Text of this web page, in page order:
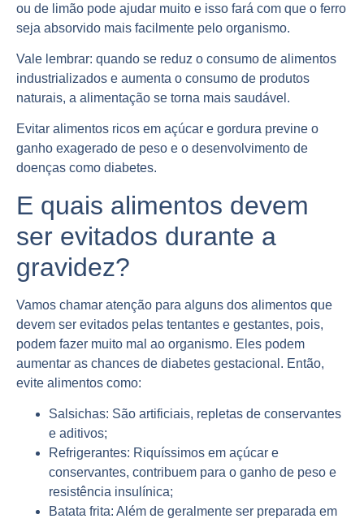
ou de limão pode ajudar muito e isso fará com que o ferro
seja absorvido mais facilmente pelo organismo.
Vale lembrar: quando se reduz o consumo de alimentos
industrializados e aumenta o consumo de produtos
naturais, a alimentação se torna mais saudável.
Evitar alimentos ricos em açúcar e gordura previne o
ganho exagerado de peso e o desenvolvimento de
doenças como diabetes.
E quais alimentos devem
ser evitados durante a
gravidez?
Vamos chamar atenção para alguns dos alimentos que
devem ser evitados pelas tentantes e gestantes, pois,
podem fazer muito mal ao organismo. Eles podem
aumentar as chances de diabetes gestacional. Então,
evite alimentos como:
Salsichas: São artificiais, repletas de conservantes
e aditivos;
Refrigerantes: Riquíssimos em açúcar e
conservantes, contribuem para o ganho de peso e
resistência insulínica;
Batata frita: Além de geralmente ser preparada em